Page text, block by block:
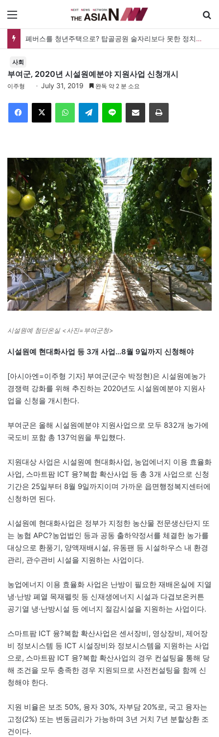
폐버스를 청년주택으로? 탑골공원 술자리보다 못한 정치의 상상력
사회
부여군, 2020년 시설원예분야 지원사업 신청개시
이주형 July 31, 2019 완독 약 2 분 소요
Telegram 이메일
시설원예 첨단온실 <사진=부여군청>
시설원예 현대화사업 등 3개 사업…8월 9일까지 신청해야
[아시아엔=이주형 기자] 부여군(군수 박정현)은 시설원예농가
경쟁력 강화를 위해 추진하는 2020년도 시설원예분야 지원사
업을 신청을 개시한다.
부여군은 올해 시설원예분야 지원사업으로 모두 832개 농가에
국도비 포함 총 137억원을 투입했다.
지원대상 사업은 시설원예 현대화사업, 농업에너지 이용 효율화
사업, 스마트팜 ICT 융?복합 확산사업 등 총 3개 사업으로 신청
기간은 25일부터 8월 9일까지이며 가까운 읍면행정복지센터에
신청하면 된다.
시설원예 현대화사업은 정부가 지정한 농산물 전문생산단지 또
는 농협 APC?농업법인 등과 공동 출하약정서를 체결한 농가를
대상으로 환풍기, 양액재배시설, 유동팬 등 시설하우스 내 환경
관리, 관수관비 시설을 지원하는 사업이다.
농업에너지 이용 효율화 사업은 난방이 필요한 재배온실에 지열
냉·난방 폐열 목재펠릿 등 신재생에너지 시설과 다겹보온커튼
공기열 냉·난방시설 등 에너지 절감시설을 지원하는 사업이다.
스마트팜 ICT 융?복합 확산사업은 센서장비, 영상장비, 제어장
비 정보시스템 등 ICT 시설장비와 정보시스템을 지원하는 사업
으로, 스마트팜 ICT 융?복합 확산사업의 경우 컨설팅을 통해 당
해 조건을 모두 충족한 경우 지원되므로 사전컨설팅을 함께 신
청해야 한다.
지원 비율은 보조 50%, 융자 30%, 자부담 20%로, 국고 융자는
고정(2%) 또는 변동금리가 가능하며 3년 거치 7년 분할상환 조
건이다.